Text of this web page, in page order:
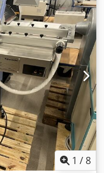
Hasta 15 hojas
x P en mm): 1120 x
V / Manual de
cargo del
ofertas se refieren
mostrar signos
arañazos o
1 /8